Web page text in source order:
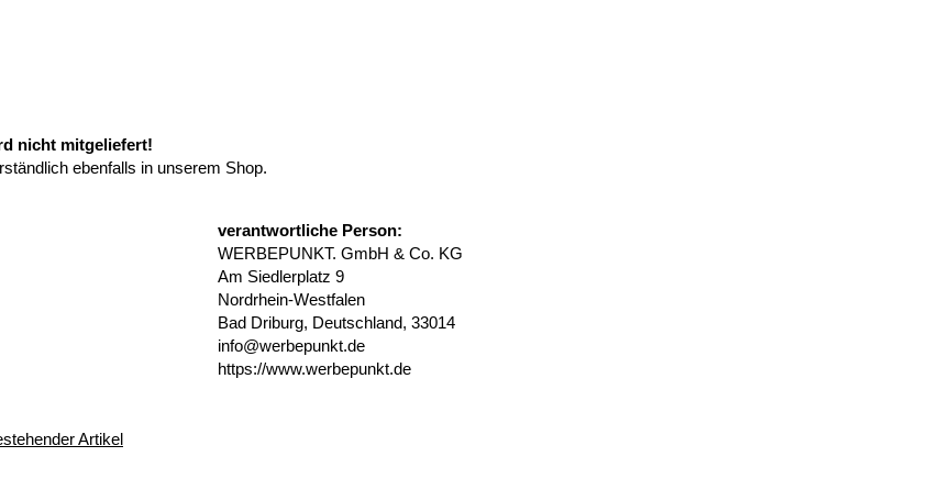
nicht mitgeliefert!
ebenfalls in unserem Shop.
verantwortliche Person:
WERBEPUNKT. GmbH & Co. KG
Am Siedlerplatz 9
Nordrhein-Westfalen
Bad Driburg, Deutschland, 33014
info@werbepunkt.de
https://www.werbepunkt.de